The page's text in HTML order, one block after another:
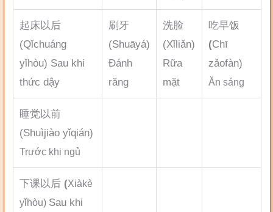
起床以后
(Qǐchuáng
yǐhòu) Sau khi
thức dậy
刷牙
(Shuāyá)
Đánh
răng
洗脸
(Xǐliǎn)
Rữa
mặt
吃早饭
(Chī
zǎofàn)
Ăn sáng
睡觉以前
(Shuìjiào yǐqián)
Trước khi ngủ
下课以后 (Xiàkè
yǐhòu) Sau khi